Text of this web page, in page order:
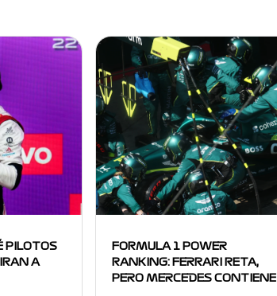
PILOTOS
A
FORMULA 1 POWER
RANKING: FERRARI RETA,
PERO MERCEDES CONTIENE